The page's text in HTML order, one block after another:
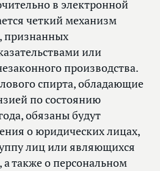
в электронной
четкий механизм
признанных
или
производства.
спирта, обладающие
по состоянию
обязаны будут
о юридических лицах,
лиц или являющихся
также о персональном